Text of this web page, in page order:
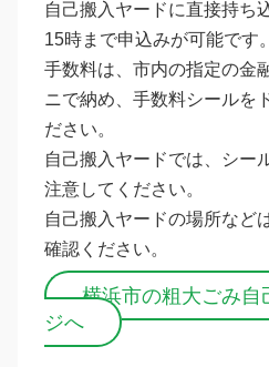
自己搬入ヤードに直接持ち
15時まで申込みが可能です。
手数料は、市内の指定の金
ニで納め、手数料シールを
ださい。
自己搬入ヤードでは、シー
注意してください。
自己搬入ヤードの場所など
確認ください。
横浜市の粗大ごみ自
ジへ